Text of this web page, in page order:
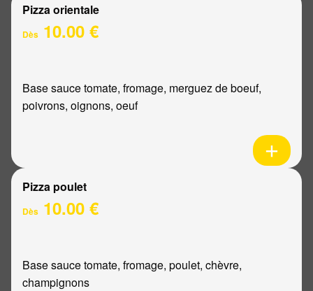
Pizza orientale
Dès 10.00 €
Base sauce tomate, fromage, merguez de boeuf,
poivrons, oignons, oeuf
Pizza poulet
Dès 10.00 €
Base sauce tomate, fromage, poulet, chèvre,
champignons